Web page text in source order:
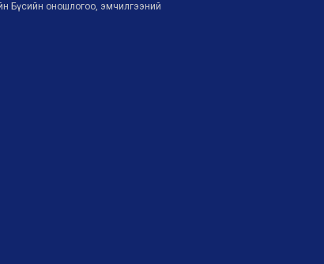
Бүсийн оношлогоо, эмчилгээний